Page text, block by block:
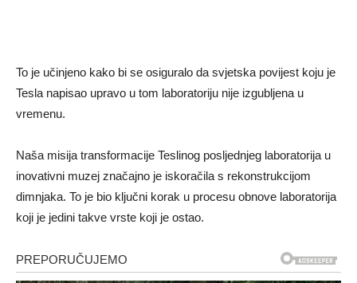
To je učinjeno kako bi se osiguralo da svjetska povijest koju je
Tesla napisao upravo u tom laboratoriju nije izgubljena u
vremenu.
Naša misija transformacije Teslinog posljednjeg laboratorija u
inovativni muzej značajno je iskoračila s rekonstrukcijom
dimnjaka. To je bio ključni korak u procesu obnove laboratorija
koji je jedini takve vrste koji je ostao.